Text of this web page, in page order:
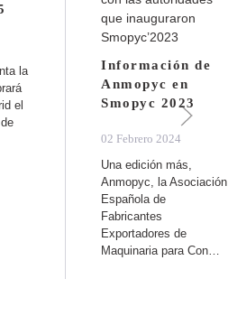
la
el
Información de
Anmopyc en
Smopyc 2023
02 Febrero 2024
Una edición más,
Anmopyc, la Asociación
Española de
Fabricantes
Exportadores de
Maquinaria para Con…